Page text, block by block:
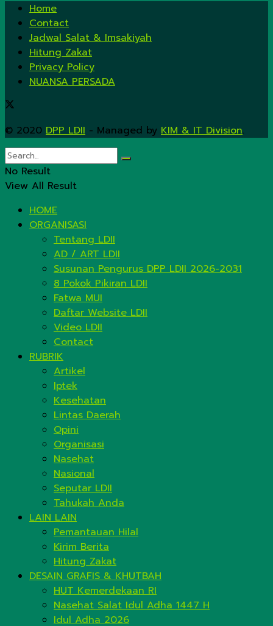
Home
Contact
Jadwal Salat & Imsakiyah
Hitung Zakat
Privacy Policy
NUANSA PERSADA
© 2020 DPP LDII - Managed by KIM & IT Division.
No Result
View All Result
HOME
ORGANISASI
Tentang LDII
AD / ART LDII
Susunan Pengurus DPP LDII 2026-2031
8 Pokok Pikiran LDII
Fatwa MUI
Daftar Website LDII
Video LDII
Contact
RUBRIK
Artikel
Iptek
Kesehatan
Lintas Daerah
Opini
Organisasi
Nasehat
Nasional
Seputar LDII
Tahukah Anda
LAIN LAIN
Pemantauan Hilal
Kirim Berita
Hitung Zakat
DESAIN GRAFIS & KHUTBAH
HUT Kemerdekaan RI
Nasehat Salat Idul Adha 1447 H
Idul Adha 2026